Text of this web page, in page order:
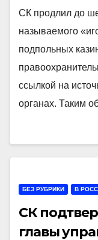
СК продлил до
называемого
подпольных
ссылкой на
органах. Таким
БЕЗ РУБРИКИ В
СК
главы